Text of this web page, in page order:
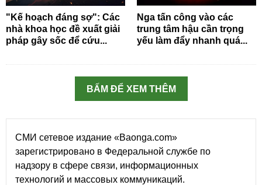
"Kế hoạch đáng sợ": Các
nhà khoa học đề xuất giải
pháp gây sốc để cứu...
Nga tấn công vào các
trung tâm hậu cần trọng
yếu làm đẩy nhanh quá...
BẤM ĐỂ XEM THÊM
СМИ сетевое издание «Baonga.com»
зарегистрировано в Федеральной службе по
надзору в сфере связи, информационных
технологий и массовых коммуникаций.